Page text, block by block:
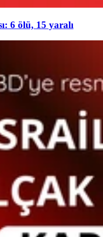
6 ölü, 15 yaralı